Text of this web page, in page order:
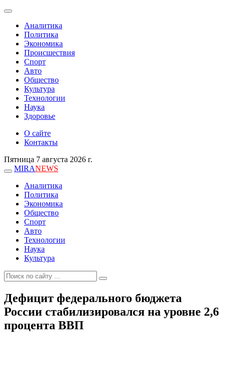
Аналитика
Политика
Экономика
Происшествия
Спорт
Авто
Общество
Культура
Технологии
Наука
Здоровье
О сайте
Контакты
Пятница 7 августа 2026 г.
MIRANEWS
Аналитика
Политика
Экономика
Общество
Спорт
Авто
Технологии
Наука
Культура
Дефицит федерального бюджета
России стабилизировался на уровне 2,6
процента ВВП